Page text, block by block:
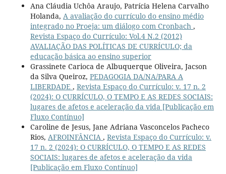
Ana Cláudia Uchôa Araujo, Patrícia Helena Carvalho
Holanda, A avaliação do currículo do ensino médio
integrado no Proeja: um diálogo com Cronbach ,
Revista Espaço do Currículo: Vol.4 N.2 (2012)
AVALIAÇÃO DAS POLÍTICAS DE CURRÍCULO; da
educação básica ao ensino superior
Grassinete Carioca de Albuquerque Oliveira, Jacson
da Silva Queiroz, PEDAGOGIA DA/NA/PARA A
LIBERDADE , Revista Espaço do Currículo: v. 17 n. 2
(2024): O CURRÍCULO, O TEMPO E AS REDES SOCIAIS:
lugares de afetos e aceleração da vida [Publicação em
Fluxo Contínuo]
Caroline de Jesus, Jane Adriana Vasconcelos Pacheco
Rios, AFROINFÂNCIA , Revista Espaço do Currículo: v.
17 n. 2 (2024): O CURRÍCULO, O TEMPO E AS REDES
SOCIAIS: lugares de afetos e aceleração da vida
[Publicação em Fluxo Contínuo]